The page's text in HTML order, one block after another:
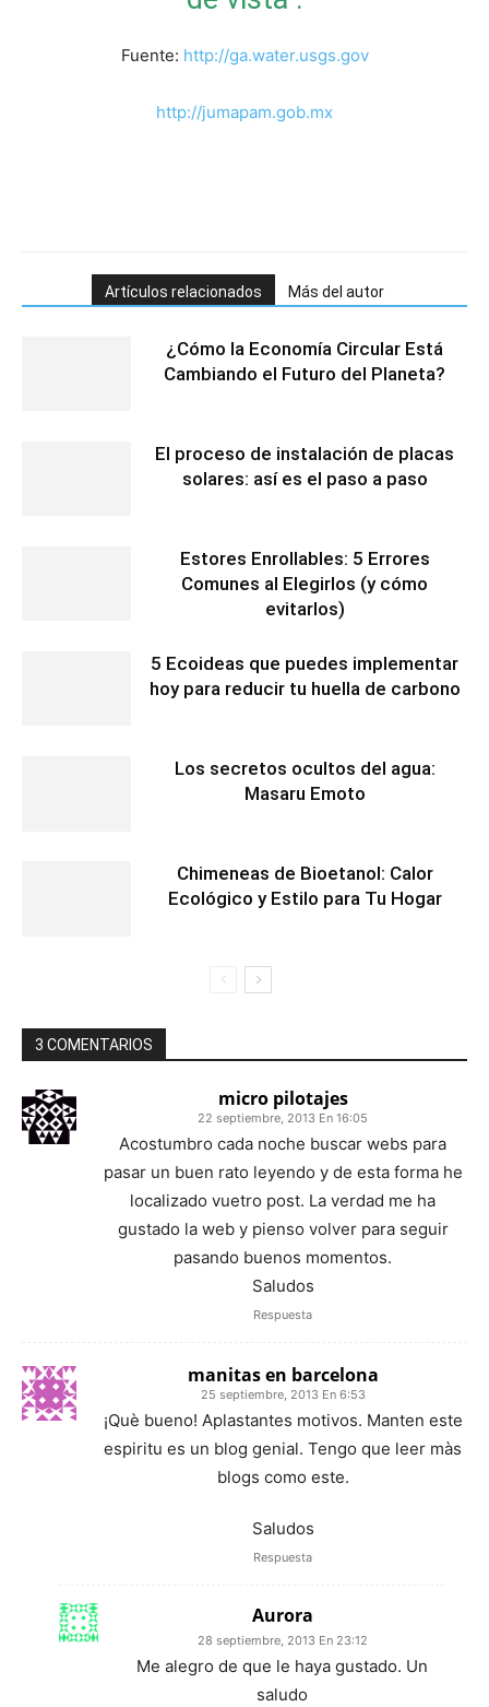
Fuente: http://ga.water.usgs.gov
http://jumapam.gob.mx
Artículos relacionados Más del autor
¿Cómo la Economía Circular Está
Cambiando el Futuro del Planeta?
El proceso de instalación de placas
solares: así es el paso a paso
Estores Enrollables: 5 Errores
Comunes al Elegirlos (y cómo
evitarlos)
5 Ecoideas que puedes implementar
hoy para reducir tu huella de carbono
Los secretos ocultos del agua:
Masaru Emoto
Chimeneas de Bioetanol: Calor
Ecológico y Estilo para Tu Hogar
3 COMENTARIOS
micro pilotajes
22 septiembre, 2013 En 16:05
Acostumbro cada noche buscar webs para
pasar un buen rato leyendo y de esta forma he
localizado vuetro post. La verdad me ha
gustado la web y pienso volver para seguir
pasando buenos momentos.
Saludos
Respuesta
manitas en barcelona
25 septiembre, 2013 En 6:53
¡Què bueno! Aplastantes motivos. Manten este
espiritu es un blog genial. Tengo que leer màs
blogs como este.
Saludos
Respuesta
Aurora
28 septiembre, 2013 En 23:12
Me alegro de que le haya gustado. Un
saludo